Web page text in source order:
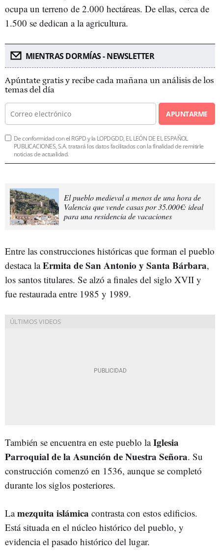
ocupa un terreno de 2.000 hectáreas. De ellas, cerca de
1.500 se dedican a la agricultura.
MIENTRAS DORMÍAS - NEWSLETTER
Apúntate gratis y recibe cada mañana un análisis de los
temas del día
APUNTARME
De conformidad con el RGPD y la LOPDGDD, EL LEÓN DE EL ESPAÑOL
PUBLICACIONES, S.A. tratará los datos facilitados con la finalidad de remitirle
noticias de actualidad.
El pueblo medieval a menos de una hora de
Valencia que vende casas por 35.000€: ideal
para una residencia de vacaciones
Entre las construcciones históricas que forman el pueblo
destaca laErmita de San Antonio y Santa Bárbara,
los santos titulares. Se alzó a finales del siglo XVII y
fue restaurada entre 1985 y 1989.
También se encuentra en este pueblo laIglesia
Parroquial de la Asunción de Nuestra Señora. Su
construcción comenzó en 1536, aunque se completó
durante los siglos posteriores.
Lamezquita islámica contrasta con estos edificios.
Está situada en el núcleo histórico del pueblo, y
evidencia el pasado histórico del lugar.